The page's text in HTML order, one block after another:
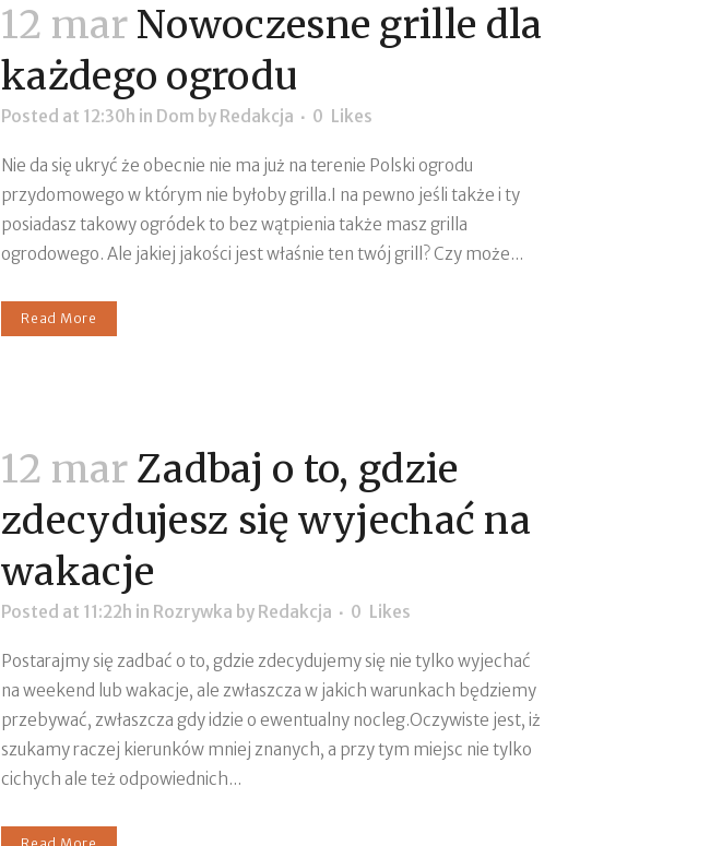
12 mar Nowoczesne grille dla
każdego ogrodu
Posted at 12:30h in Dom by Redakcja 0 Likes
Nie da się ukryć że obecnie nie ma już na terenie Polski ogrodu
przydomowego w którym nie byłoby grilla.I na pewno jeśli także i ty
posiadasz takowy ogródek to bez wątpienia także masz grilla
ogrodowego. Ale jakiej jakości jest właśnie ten twój grill? Czy może...
Read More
12 mar Zadbaj o to, gdzie
zdecydujesz się wyjechać na
wakacje
Posted at 11:22h in Rozrywka by Redakcja 0 Likes
Postarajmy się zadbać o to, gdzie zdecydujemy się nie tylko wyjechać
na weekend lub wakacje, ale zwłaszcza w jakich warunkach będziemy
przebywać, zwłaszcza gdy idzie o ewentualny nocleg.Oczywiste jest, iż
szukamy raczej kierunków mniej znanych, a przy tym miejsc nie tylko
cichych ale też odpowiednich...